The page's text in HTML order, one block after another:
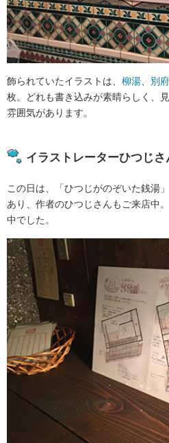
飾られていたイラストは、 柳湯 別
枚。どれも書き込みが素晴らしく、
雰囲気があります。
イラストレーターひつじさ
この日は、「ひつじがのぞいた銭湯
あり、作者のひつじさんもご来店中
中でした。